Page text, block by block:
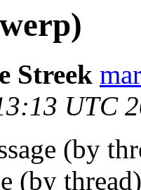
Streek
UTC
(by
(by